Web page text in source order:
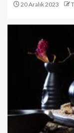
20 Aralık 2023